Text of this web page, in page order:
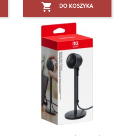
 DO KOSZYKA